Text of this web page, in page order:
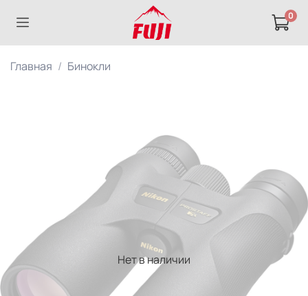
0
Главная Бинокли
Нет в наличии